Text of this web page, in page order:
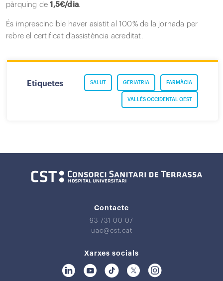
pàrquing de1,5€/dia.
És imprescindible haver asistit al 100% de la jornada per
rebre el certificat d’assistència acreditat.
Etiquetes FARMÀCIA
GERIATRIA
SALUT
VALLÈS OCCIDENTAL OEST
Contacte
93 731 00 07
uac@cst.cat
Xarxes socials